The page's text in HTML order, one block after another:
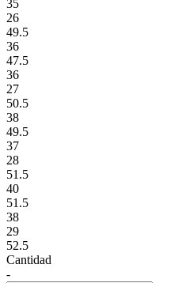
35
26
49.5
36
47.5
36
27
50.5
38
49.5
37
28
51.5
40
51.5
38
29
52.5
Cantidad
-